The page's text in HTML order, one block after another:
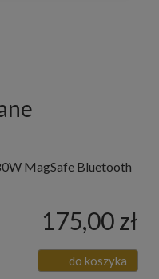
MagSafe Bluetooth
175,00 zł
do koszyka